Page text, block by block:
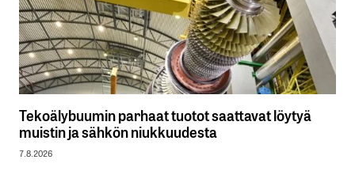
Tekoälybuumin parhaat tuotot saattavat löytyä
muistin ja sähkön niukkuudesta
7.8.2026